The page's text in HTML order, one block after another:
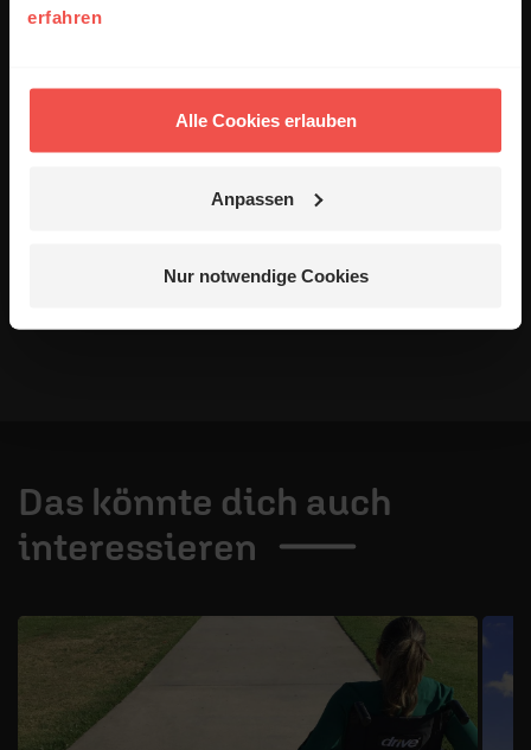
erfahren
Alle Cookies erlauben
Anpassen
Nur notwendige Cookies
Die in den Kommentaren geäußerten Inhalte und Meinungen
29.12.2022, 11:28 Uhr
Vielen Dank für den Bericht! Beste Grüße!
Das könnte dich auch
interessieren